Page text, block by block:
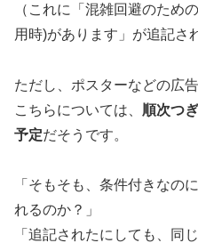
（これに「混雑回避のため
用時)があります」が追記さ
ただし、ポスターなどの広
こちらについては、 順次つ
予定だそうです。
「そもそも、条件付きなの
れるのか？」
「追記されたにしても、同